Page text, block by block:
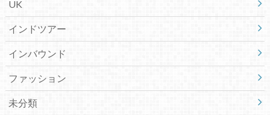
UK
インドツアー
インバウンド
ファッション
未分類